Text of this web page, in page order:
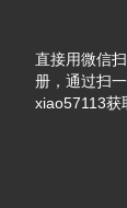
直接用微信
册，通过扫
xiao57113获